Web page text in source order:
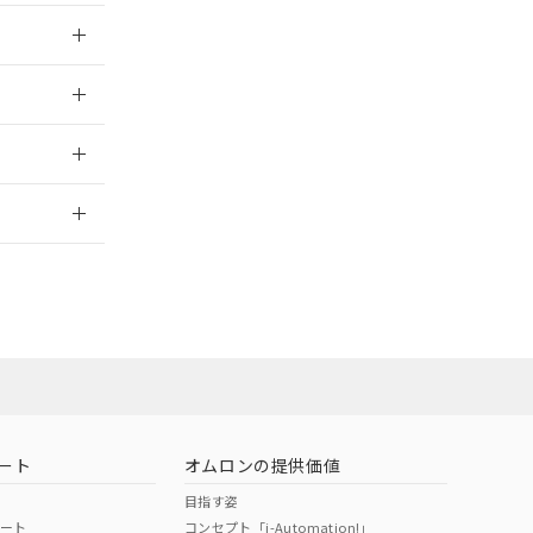
ト
ト
オムロンの提供価値
目指す姿
コンセプト「i-Automation!」